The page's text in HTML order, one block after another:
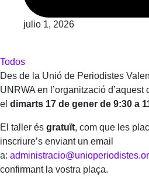
julio 1, 2026
Todos
Des de la Unió de Periodistes
UNRWA en l’organització d’aquest
el dimarts 17 de gener de 9:30 a
El taller és gratuït, com que les
inscriure’s enviant un email
a:
confirmant la vostra plaça.